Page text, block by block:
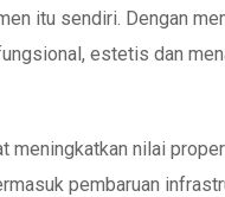
itu sendiri. Dengan
estetis dan
meningkatkan nilai
pembaruan